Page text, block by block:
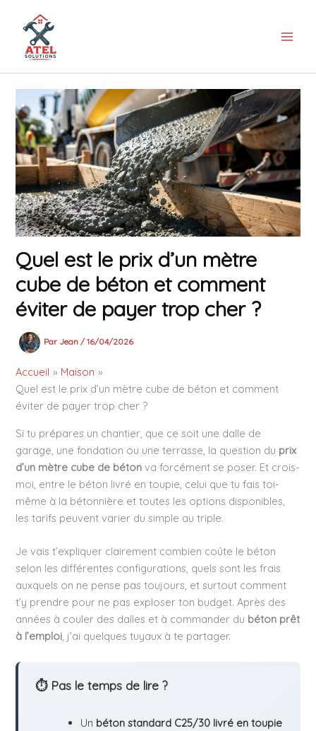
contenu
Quel est le prix d’un mètre
cube de béton et comment
éviter de payer trop cher ?
Par Jean/16/04/2026
Accueil
Maison
Quel est le prix d’un mètre cube de béton et comment
éviter de payer trop cher ?
Si tu prépares un chantier, que ce soit une dalle de
garage, une fondation ou une terrasse, la question du prix
d’un mètre cube de béton va forcément se poser. Et crois-
moi, entre le béton livré en toupie, celui que tu fais toi-
même à la bétonnière et toutes les options disponibles,
les tarifs peuvent varier du simple au triple.
Je vais t’expliquer clairement combien coûte le béton
selon les différentes configurations, quels sont les frais
auxquels on ne pense pas toujours, et surtout comment
t’y prendre pour ne pas exploser ton budget. Après des
années à couler des dalles et à commander du béton prêt
à l’emploi, j’ai quelques tuyaux à te partager.
⏱ Pas le temps de lire ?
Un béton standard C25/30 livré en toupie